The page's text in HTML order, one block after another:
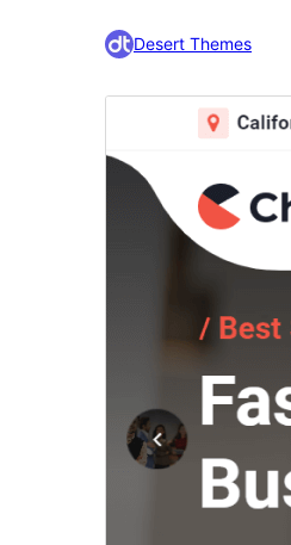
Desert Themes